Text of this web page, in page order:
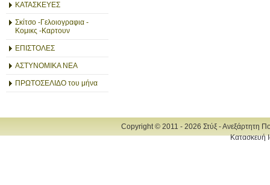
ΚΑΤΑΣΚΕΥΕΣ
Σκίτσο -Γελοιογραφια -
Κομικς -Καρτουν
ΕΠΙΣΤΟΛΕΣ
ΑΣΤΥΝΟΜΙΚΑ ΝΕΑ
ΠΡΩΤΟΣΕΛΙΔΟ του μήνα
Copyright © 2011 - 2026 Στύξ - Ανεξάρτητη
Κατασκευή